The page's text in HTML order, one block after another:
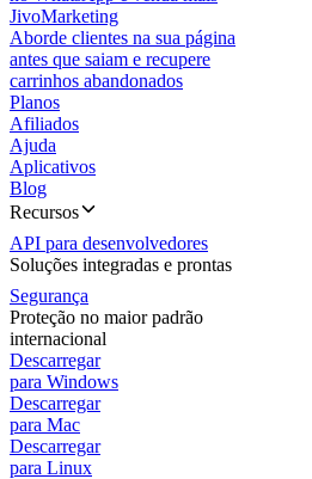
JivoMarketing
Aborde clientes na sua página
antes que saiam e recupere
carrinhos abandonados
Planos
Afiliados
Ajuda
Aplicativos
Blog
Recursos
API para desenvolvedores
Soluções integradas e prontas
Segurança
Proteção no maior padrão
internacional
Descarregar
para Windows
Descarregar
para Mac
Descarregar
para Linux